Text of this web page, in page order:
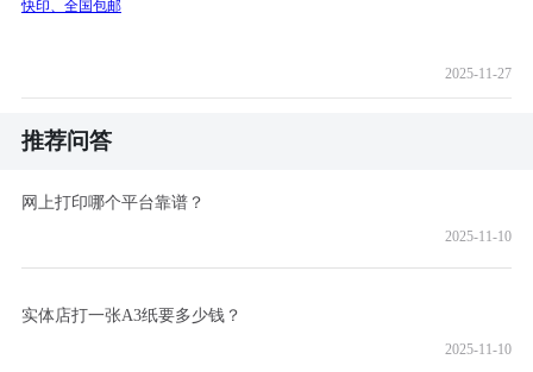
2025-11-27
推荐问答
网上打印哪个平台靠谱？
2025-11-10
实体店打一张A3纸要多少钱？
2025-11-10